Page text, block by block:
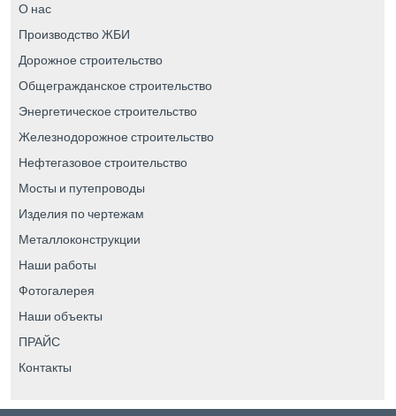
О нас
Производство ЖБИ
Дорожное строительство
Общегражданское строительство
Энергетическое строительство
Железнодорожное строительство
Нефтегазовое строительство
Мосты и путепроводы
Изделия по чертежам
Металлоконструкции
Наши работы
Фотогалерея
Наши объекты
ПРАЙС
Контакты